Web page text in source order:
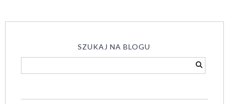
SZUKAJ NA BLOGU